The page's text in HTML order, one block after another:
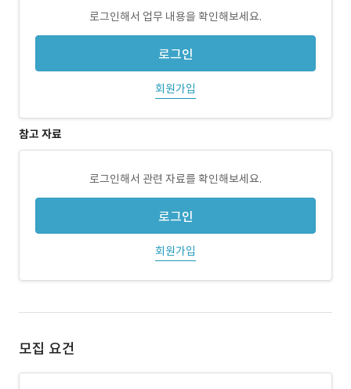
로그인해서 업무 내용을 확인해보세요.
로그인
회원가입
참고 자료
로그인해서 관련 자료를 확인해보세요.
로그인
회원가입
모집 요건